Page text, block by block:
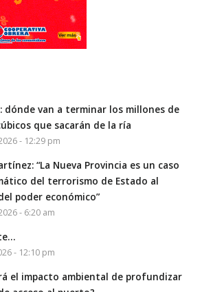
dónde van a terminar los millones de
que sacarán de la ría
- 12:29 pm
“La Nueva Provincia es un caso
del terrorismo de Estado al
poder económico”
- 6:20 am
- 12:10 pm
el impacto ambiental de profundizar